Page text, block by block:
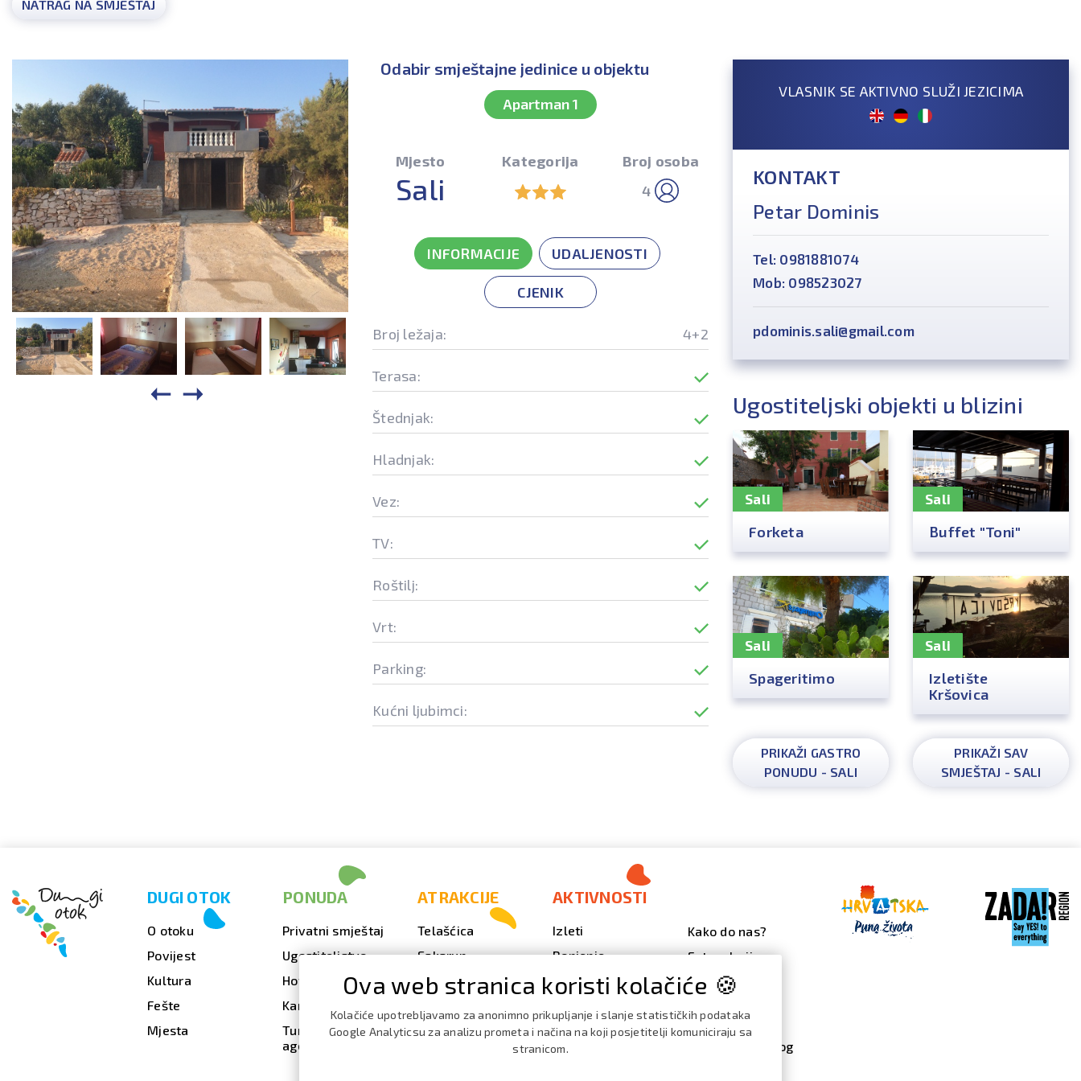
NATRAG NA SMJEŠTAJ
Odabir smještajne jedinice u objektu
Apartman 1
Mjesto
Sali
Kategorija
Broj osoba
4
INFORMACIJE UDALJENOSTI
CJENIK
Broj ležaja: 4+2
Terasa:
Štednjak:
Hladnjak:
Vez:
TV:
Roštilj:
Vrt:
Parking:
Kućni ljubimci:
VLASNIK SE AKTIVNO SLUŽI JEZICIMA
KONTAKT
Petar Dominis
Tel: 0981881074
Mob: 098523027
pdominis.sali@gmail.com
Ugostiteljski objekti u blizini
Sali
Forketa
Sali
Buffet "Toni"
Sali
Spageritimo
Sali
Izletište
Kršovica
PRIKAŽI GASTRO
PONUDU - SALI
PRIKAŽI SAV
SMJEŠTAJ - SALI
DUGI OTOK
O otoku
Povijest
Kultura
Fešte
Mjesta
PONUDA
Privatni smještaj
Ugostiteljstvo
Hoteli
Kampovi
Turističke
agencije
ATRAKCIJE
Telašćica
Sakarun
Svjetionik Veli Rat
Strašna peć
AKTIVNOSTI
Izleti
Ronjenje
Outdoor
Nautika
Kako do nas?
Fotogalerija
Video galerija
događanja
Brošure / katalog
Ova web stranica koristi kolačiće 🍪
Kolačiće upotrebljavamo za anonimno prikupljanje i slanje statističkih podataka
Google Analyticsu za analizu prometa i načina na koji posjetitelji komuniciraju sa
stranicom.